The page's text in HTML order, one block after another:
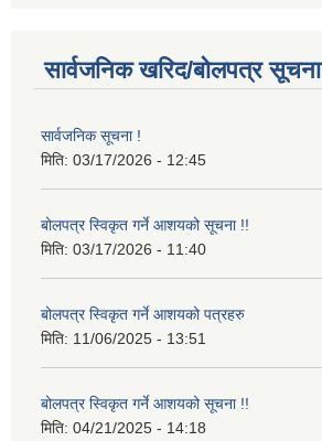
सार्वजनिक खरिद/बोलपत्र सूचना
सार्वजनिक सूचना !
मिति: 03/17/2026 - 12:45
बोलपत्र स्विकृत गर्ने आशयको सूचना !!
मिति: 03/17/2026 - 11:40
बोलपत्र स्विकृत गर्ने आशयको पत्रहरु
मिति: 11/06/2025 - 13:51
बोलपत्र स्विकृत गर्ने आशयको सूचना !!
मिति: 04/21/2025 - 14:18